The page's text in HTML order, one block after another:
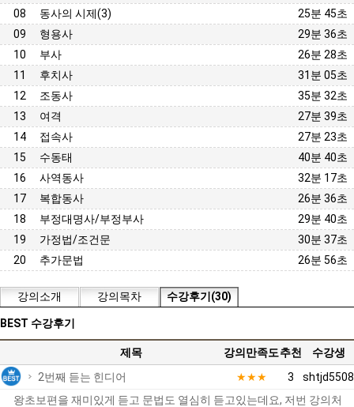
08
동사의 시제(3)
25분 45초
09
형용사
29분 36초
10
부사
26분 28초
11
후치사
31분 05초
12
조동사
35분 32초
13
여격
27분 39초
14
접속사
27분 23초
15
수동태
40분 40초
16
사역동사
32분 17초
17
복합동사
26분 36초
18
부정대명사/부정부사
29분 40초
19
가정법/조건문
30분 37초
20
추가문법 26분 56초
강의소개 강의목차 수강후기(30)